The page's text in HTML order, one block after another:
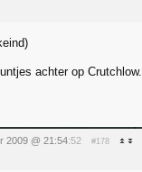
achter op Crutchlow.
2009 @ 21:54:52 #178